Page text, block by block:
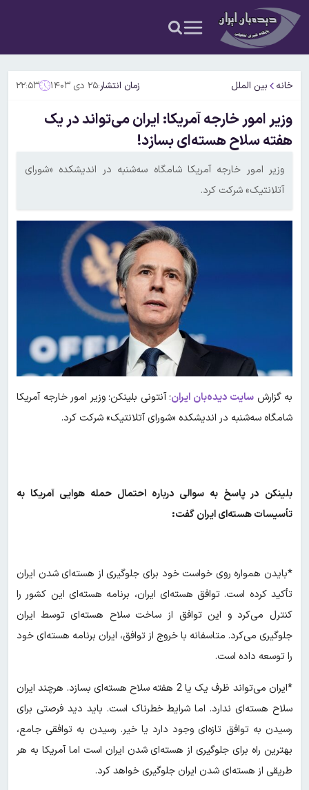
خانه بین الملل زمان انتشار:۲۵ دی ۱۴۰۳ ۲۲:۵۳
وزیر امور خارجه آمریکا: ایران می‌تواند در یک
هفته سلاح هسته‌ای بسازد!
وزیر امور خارجه آمریکا شامگاه سه‌شنبه در اندیشکده «شورای
آتلانتیک» شرکت کرد.
به گزارش سایت دیده‌بان ایران؛ آنتونی بلینکن؛ وزیر امور خارجه آمریکا
شامگاه سه‌شنبه در اندیشکده «شورای آتلانتیک» شرکت کرد.
بلینکن در پاسخ به سوالی درباره احتمال حمله هوایی آمریکا به
تأسیسات هسته‌ای ایران گفت:
*بایدن همواره روی خواست خود برای جلوگیری از هسته‌ای شدن ایران
تأکید کرده است. توافق هسته‌ای ایران، برنامه هسته‌ای این کشور را
کنترل می‌کرد و این توافق از ساخت سلاح هسته‌ای توسط ایران
جلوگیری می‌کرد. متاسفانه با خروج از توافق، ایران برنامه هسته‌ای خود
را توسعه داده است.
*ایران می‌تواند ظرف یک یا 2 هفته سلاح هسته‌ای بسازد. هرچند ایران
سلاح هسته‌ای ندارد. اما شرایط خطرناک است. باید دید فرصتی برای
رسیدن به توافق تازه‌ای وجود دارد یا خیر. رسیدن به توافقی جامع،
بهترین راه برای جلوگیری از هسته‌ای شدن ایران است اما آمریکا به هر
طریقی از هسته‌ای شدن ایران جلوگیری خواهد کرد.